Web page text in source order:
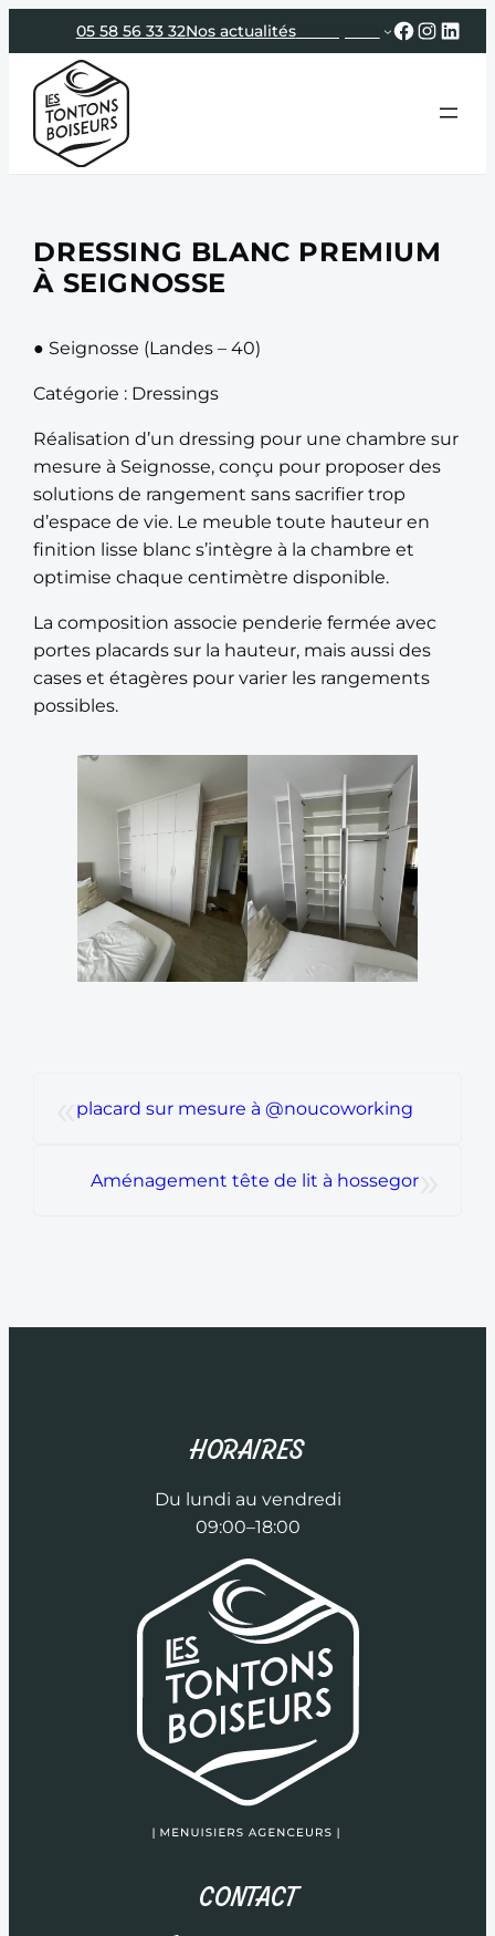
au
contenu
05 58 56 33 32Nos actualitésEntreprise
DRESSING BLANC PREMIUM
À SEIGNOSSE
● Seignosse (Landes – 40)
Catégorie : Dressings
Réalisation d’un dressing pour une chambre sur
mesure à Seignosse, conçu pour proposer des
solutions de rangement sans sacrifier trop
d’espace de vie. Le meuble toute hauteur en
finition lisse blanc s’intègre à la chambre et
optimise chaque centimètre disponible.
La composition associe penderie fermée avec
portes placards sur la hauteur, mais aussi des
cases et étagères pour varier les rangements
possibles.
placard sur mesure à @noucoworking
»
Aménagement tête de lit à hossegor
HORAIRES
Du lundi au vendredi
09:00–18:00
CONTACT